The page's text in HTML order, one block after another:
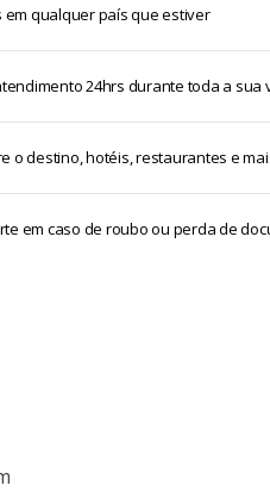
em qualquer país que estiver
24hrs durante toda a sua
o destino, hotéis, restaurantes e
em caso de roubo ou perda de